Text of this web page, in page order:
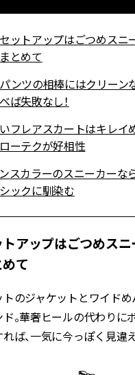
ットアップはごつめスニ
とめて
ンツの相棒にはクリーン
ば失敗なし！
フレアスカートはキレイ
ーテクが好相性
スカラーのスニーカーな
ックに馴染む
アップはごつめス
て
トのジャケットとワイド
。華奢ヒールの代わりに
ば、一気に今っぽく見違え